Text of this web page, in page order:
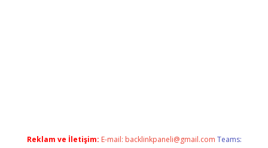
Reklam ve İletişim: E-mail: backlinkpaneli@gmail.com Teams: